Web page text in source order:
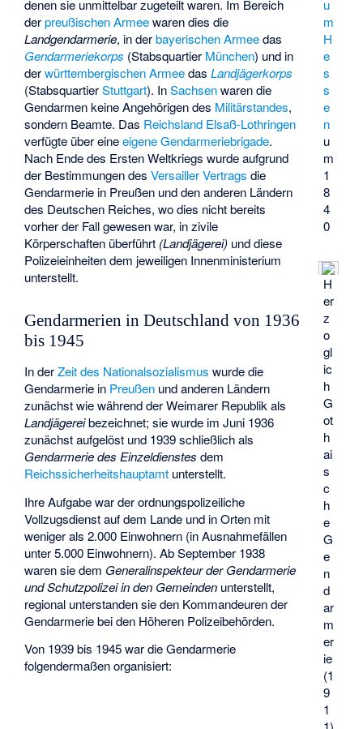
u
m
H
e
s
s
e
n
u
m
1
8
4
0
H
er
z
o
gl
ic
h
G
ot
h
ai
s
c
h
e
G
e
n
d
ar
m
er
ie
(1
9
1
denen sie unmittelbar zugeteilt waren. Im Bereich
derpreußischen Armeewaren dies die
Landgendarmerie, in derbayerischen Armeedas
Gendarmeriekorps (Stabsquartier München) und in
derwürttembergischen ArmeedasLandjägerkorps
(StabsquartierStuttgart). InSachsenwaren die
Gendarmen keine Angehörigen des Militärstandes,
sondern Beamte. Das Reichsland Elsaß-Lothringen
verfügte über eineeigene Gendarmeriebrigade.
Nach Ende des Ersten Weltkriegs wurde aufgrund
der Bestimmungen desVersailler Vertrags die
Gendarmerie in Preußen und den anderen Ländern
des Deutschen Reiches, wo dies nicht bereits
vorher der Fall gewesen war, in zivile
Körperschaften überführt (Landjägerei) und diese
Polizeieinheiten dem jeweiligen Innenministerium
unterstellt.
Gendarmerien in Deutschland von 1936
bis 1945
In derZeit des Nationalsozialismus wurde die
Gendarmerie in Preußen und anderen Ländern
zunächst wie während der Weimarer Republik als
Landjägereibezeichnet; sie wurde im Juni 1936
zunächst aufgelöst und 1939 schließlich als
Gendarmerie des Einzeldienstes dem
Reichssicherheitshauptamt unterstellt.
Ihre Aufgabe war der ordnungspolizeiliche
Vollzugsdienst auf dem Lande und in Orten mit
weniger als 2.000 Einwohnern (in Ausnahmefällen
unter 5.000 Einwohnern). Ab September 1938
waren sie dem Generalinspekteur der Gendarmerie
und Schutzpolizei in den Gemeinden unterstellt,
regional unterstanden sie den Kommandeuren der
Gendarmerie bei den Höheren Polizeibehörden.
Von 1939 bis 1945 war die Gendarmerie
folgendermaßen organisiert: